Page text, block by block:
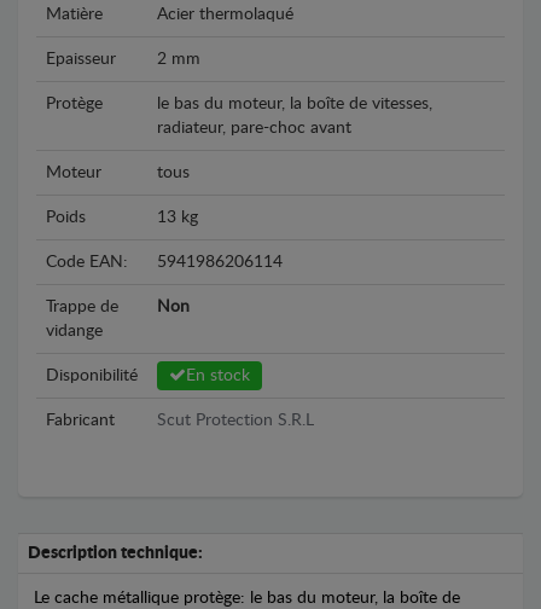
Matière Acier thermolaqué
Epaisseur 2 mm
Protège
le bas du moteur, la boîte de vitesses,
radiateur, pare-choc avant
Moteur tous
Poids 13 kg
Code EAN: 5941986206114
Trappe de
vidange
Non
Disponibilité En stock
Fabricant Scut Protection S.R.L
Description technique:
Le cache métallique protège: le bas du moteur, la boîte de